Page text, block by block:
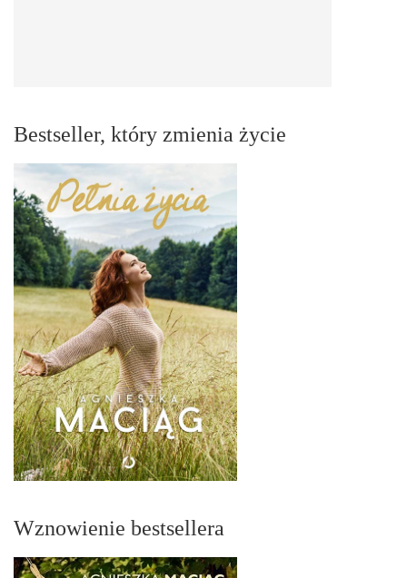
Bestseller, który zmienia życie
Wznowienie bestsellera